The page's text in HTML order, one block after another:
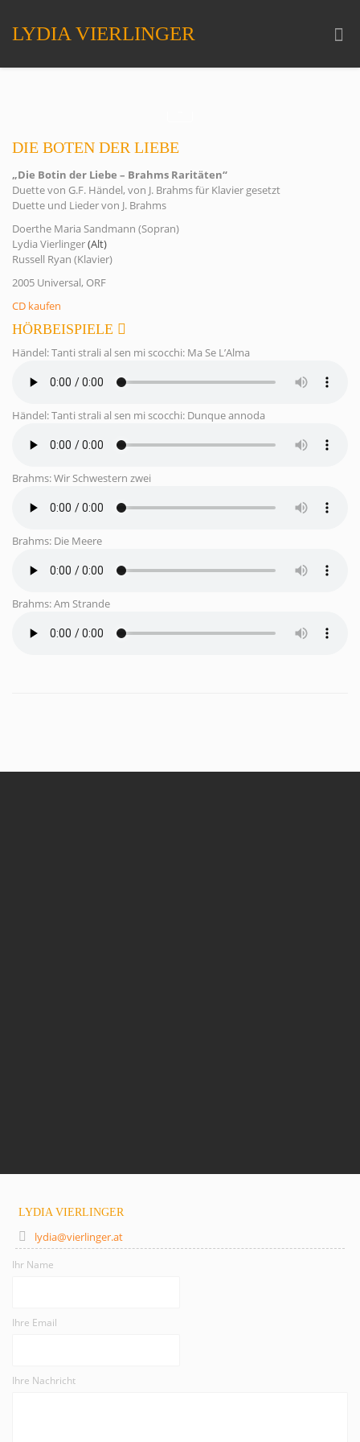
LYDIA VIERLINGER
DIE BOTEN DER LIEBE
„Die Botin der Liebe – Brahms Raritäten“
Duette von G.F. Händel, von J. Brahms für Klavier gesetzt
Duette und Lieder von J. Brahms
Doerthe Maria Sandmann (Sopran)
Lydia Vierlinger(Alt)
Russell Ryan (Klavier)
2005 Universal, ORF
CD kaufen
HÖRBEISPIELE
Händel: Tanti strali al sen mi scocchi: Ma Se L’Alma
Händel: Tanti strali al sen mi scocchi: Dunque annoda
Brahms: Wir Schwestern zwei
Brahms: Die Meere
Brahms: Am Strande
LYDIA VIERLINGER
lydia@vierlinger.at
Ihr Name
Ihre Email
Ihre Nachricht